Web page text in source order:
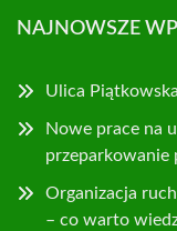
NAJNOWSZE
Ulica
Nowe prace na
przeparkowanie
Organizacja
– co warto